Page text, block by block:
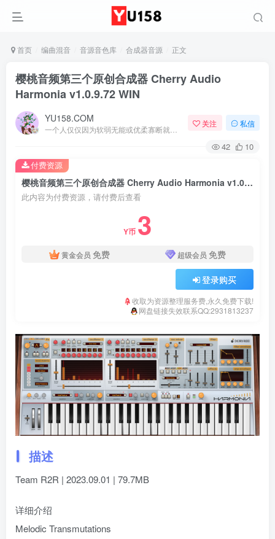
首页 编曲混音 音源音色库 合成器音源 正文
樱桃音频第三个原创合成器 Cherry Audio
Harmonia v1.0.9.72 WIN
YU158.COM 关注 私信
42 10
樱桃音频第三个原创合成器 Cherry Audio Harmonia v1.0.9.72 WIN
此内容为付费资源，请付费后查看
Y币 3
黄金会员 免费 超级会员 免费
登录购买
收取为资源整理服务费,永久免费下载!
网盘链接失效联系QQ:2931813237
付费资源
描述
Team R2R | 2023.09.01 | 79.7MB
详细介绍
Melodic Transmutations